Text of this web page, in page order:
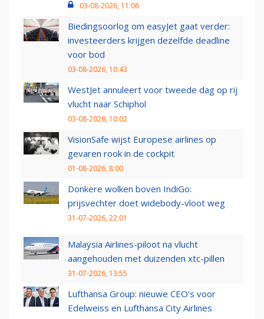
03-08-2026, 11:06
Biedingsoorlog om easyJet gaat verder:
investeerders krijgen dezelfde deadline
voor bod
03-08-2026, 10:43
WestJet annuleert voor tweede dag op rij
vlucht naar Schiphol
03-08-2026, 10:02
VisionSafe wijst Europese airlines op
gevaren rook in de cockpit
01-08-2026, 8:00
Donkere wolken boven IndiGo:
prijsvechter doet widebody-vloot weg
31-07-2026, 22:01
Malaysia Airlines-piloot na vlucht
aangehouden met duizenden xtc-pillen
31-07-2026, 13:55
Lufthansa Group: nieuwe CEO’s voor
Edelweiss en Lufthansa City Airlines